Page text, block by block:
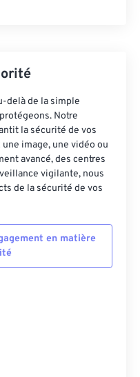
delà de la simple
Notre
la sécurité de vos
image, une vidéo ou
avancé, des centres
vigilante, nous
de la sécurité de vos
en matière